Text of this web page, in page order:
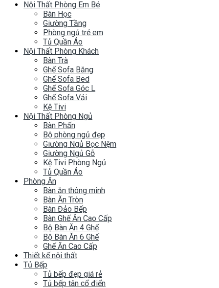
Nội Thất Phòng Em Bé
Bàn Học
Giường Tầng
Phòng ngủ trẻ em
Tủ Quần Áo
Nội Thất Phòng Khách
Bàn Trà
Ghế Sofa Băng
Ghế Sofa Bed
Ghế Sofa Góc L
Ghế Sofa Vải
Kệ Tivi
Nội Thất Phòng Ngủ
Bàn Phấn
Bộ phòng ngủ đẹp
Giường Ngủ Bọc Nệm
Giường Ngủ Gỗ
Kệ Tivi Phòng Ngủ
Tủ Quần Áo
Phòng Ăn
Bàn ăn thông minh
Bàn Ăn Tròn
Bàn Đảo Bếp
Bàn Ghế Ăn Cao Cấp
Bộ Bàn Ăn 4 Ghế
Bộ Bàn Ăn 6 Ghế
Ghế Ăn Cao Cấp
Thiết kế nội thất
Tủ Bếp
Tủ bếp đẹp giá rẻ
Tủ bếp tân cổ điển